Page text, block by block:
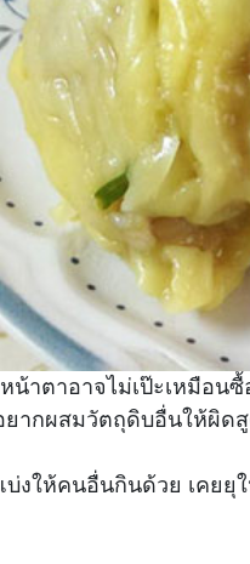
น้าตาอาจไม่เป๊ะเหมือ
ยากผสมวัตถุดิบอื่นให้ผิด
งให้คนอื่นกินด้วย เคย